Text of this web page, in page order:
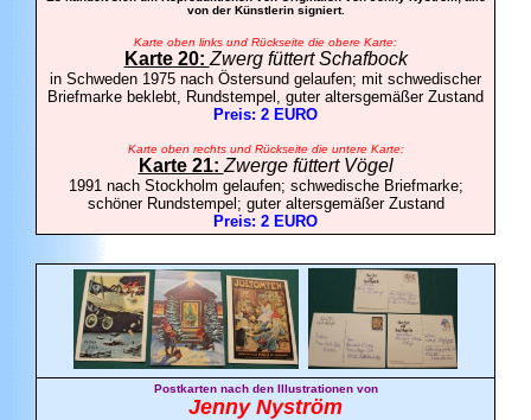
von der Künstlerin signiert.
Karte oben links und Rückseite die obere Karte:
Karte 20: Zwerg füttert Schafbock
in Schweden 1975 nach Östersund gelaufen; mit schwedischer
Briefmarke beklebt, Rundstempel, guter altersgemäßer Zustand
Preis: 2 EURO
Karte oben rechts und Rückseite die untere Karte:
Karte 21: Zwerge füttert Vögel
1991 nach Stockholm gelaufen; schwedische Briefmarke;
schöner Rundstempel; guter altersgemäßer Zustand
Preis: 2 EURO
Postkarten nach den Illustrationen von
Jenny Nyström